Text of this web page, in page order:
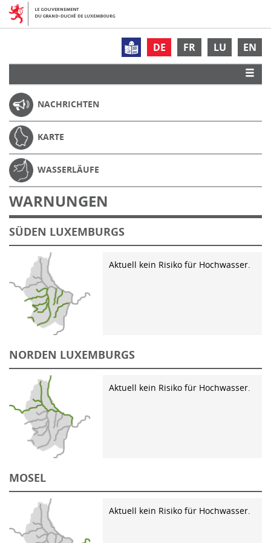
DE FR LU EN
NACHRICHTEN
KARTE
WASSERLÄUFE
WARNUNGEN
SÜDEN LUXEMBURGS
Aktuell kein Risiko für Hochwasser.
NORDEN LUXEMBURGS
Aktuell kein Risiko für Hochwasser.
MOSEL
Aktuell kein Risiko für Hochwasser.